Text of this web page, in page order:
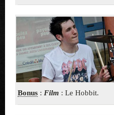
Bonus : Film : Le Hobbit.